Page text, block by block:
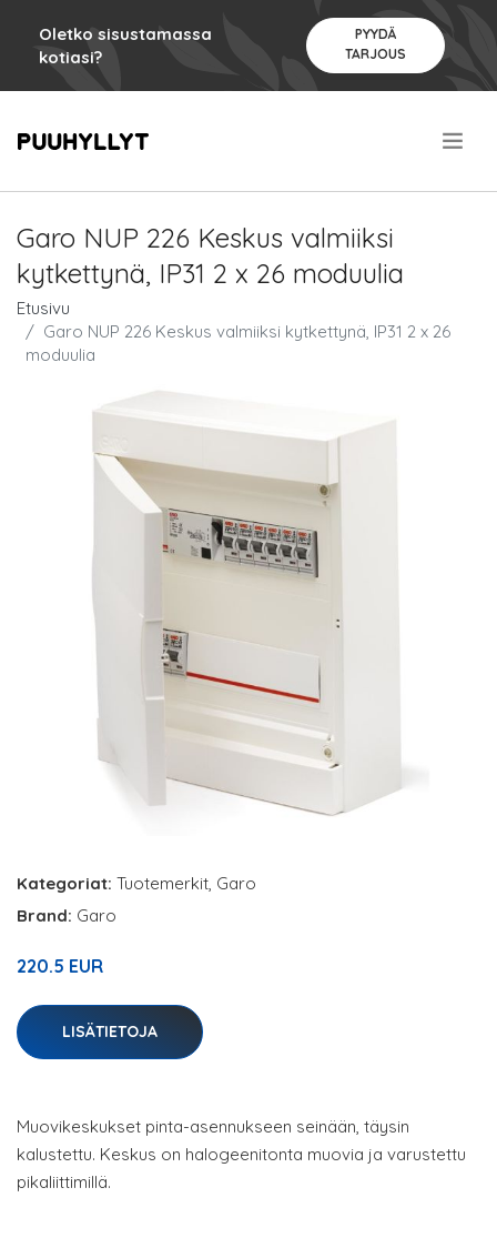
Oletko sisustamassa
kotiasi?
PYYDÄ
TARJOUS
Garo NUP 226 Keskus valmiiksi
kytkettynä, IP31 2 x 26 moduulia
Etusivu
Garo NUP 226 Keskus valmiiksi kytkettynä, IP31 2 x 26
moduulia
Kategoriat: Tuotemerkit, Garo
Brand: Garo
220.5 EUR
LISÄTIETOJA
Muovikeskukset pinta-asennukseen seinään, täysin
kalustettu. Keskus on halogeenitonta muovia ja varustettu
pikaliittimillä.